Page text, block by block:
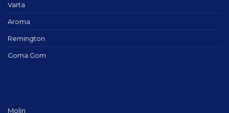
Varta
Aroma
Remington
Goma Gom
Molin